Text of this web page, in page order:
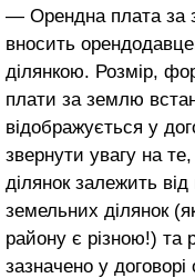
— Орендна плата за
вносить
ділянкою. Розмір,
плати за землю
відображується у
звернути увагу на
ділянок залежить
земельних ділянок
району є різною!) та
зазначено у